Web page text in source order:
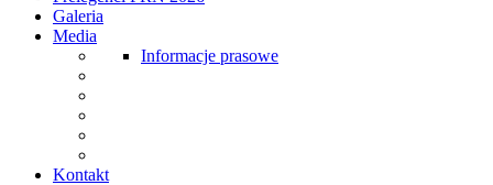
Galeria
Media
Informacje prasowe
Kontakt